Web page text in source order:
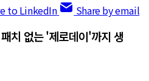
to LinkedIn Share by email
치 없는 '제로데이'까지 생